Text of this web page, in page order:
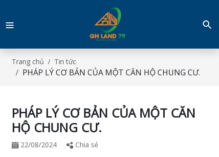
Trang chủ Tin tức
PHÁP LÝ CƠ BẢN CỦA MỘT CĂN HỘ CHUNG CƯ.
PHÁP LÝ CƠ BẢN CỦA MỘT CĂN
HỘ CHUNG CƯ.
22/08/2024 Chia sẻ